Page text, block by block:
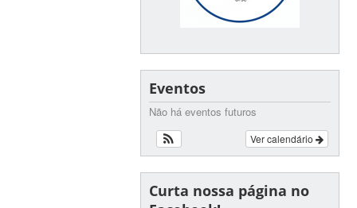
Eventos
Não há eventos futuros
Ver calendário
Curta nossa página no